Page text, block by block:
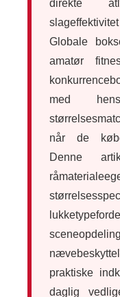
direkte
Globale
amatør
med
når de
Denne
praktiske
daglig